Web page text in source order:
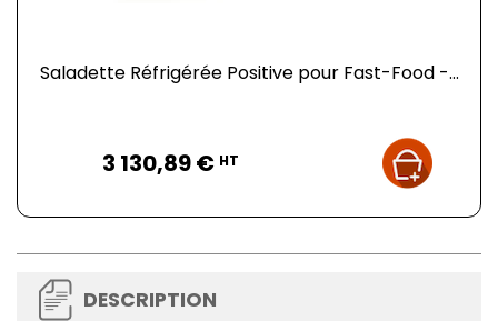
Saladette Réfrigérée Positive pour Fast-Food -...
3 130,89 € HT
DESCRIPTION